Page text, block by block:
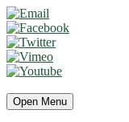
Open Menu